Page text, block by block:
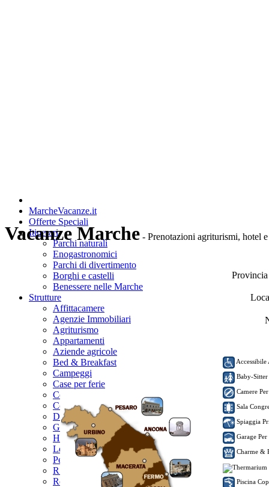
MarcheVacanze.it
Offerte Speciali
Itinerari
Parchi naturali
Enogastronomici
Parchi di divertimento
Borghi e castelli
Benessere nelle Marche
Strutture
Affittacamere
Agenzie Immobiliari
Agriturismo
Appartamenti
Aziende agricole
Bed & Breakfast
Campeggi
Case per ferie
Centri Benessere
Country house
Dimore storiche
Garnì
Hotel
Locali
Pensioni
R.T.A.
Residences
Vacanze Marche - Prenotazioni agriturismi, hotel
Baby-
Camere
Sala
Spiaggia
Garage
Charme &
Piscina